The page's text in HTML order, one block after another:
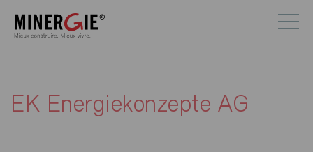
EK Energiekonzepte AG